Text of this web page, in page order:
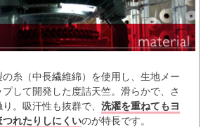
糸（中長繊維綿）を使用し、生地メー
して開発した度詰天竺。滑らかで、さ
。吸汗性も抜群で、 洗濯を重ねてもヨ
つれたりしにくいのが特長です。